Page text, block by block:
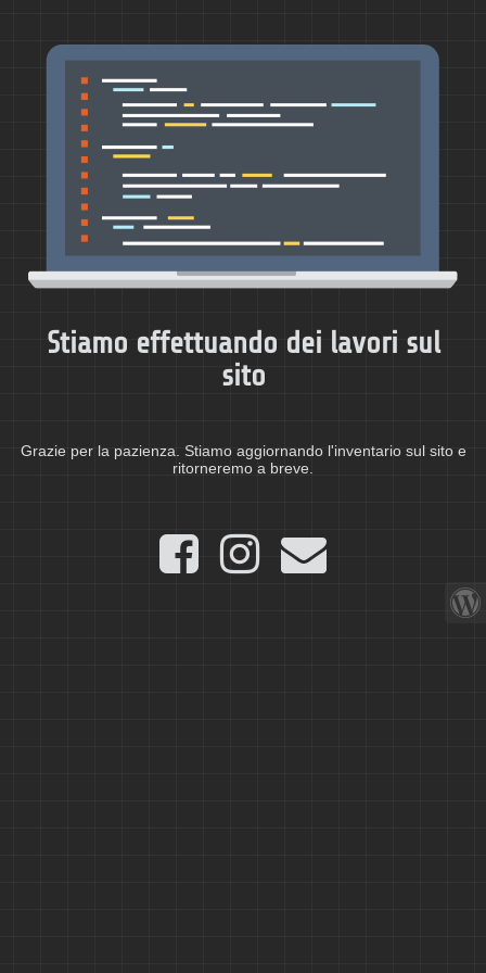
Stiamo effettuando dei lavori sul
sito
Grazie per la pazienza. Stiamo aggiornando l'inventario sul sito e
ritorneremo a breve.